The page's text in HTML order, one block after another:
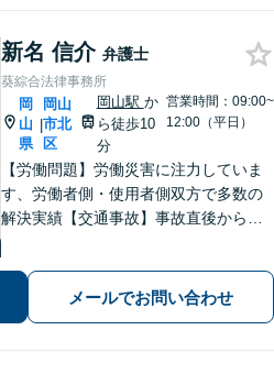
新名 信介 弁護士
葵綜合法律事務所
岡
山
県
|
岡山
市北
区
岡山駅 か
ら徒歩10
分
営業時間：09:00~
12:00（平日）
【労働問題】労働災害に注力していま
す、労働者側・使用者側双方で多数の
解決実績【交通事故】事故直後から等
まで多様な業種の顧問対応【事前予約
で土日祝・夜間対応】【JR岡山駅10
メールでお問い合わせ